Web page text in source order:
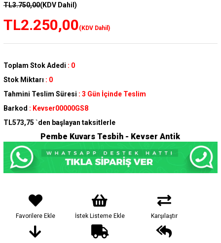
TL3.750,00(KDV Dahil)
TL2.250,00(KDV Dahil)
Toplam Stok Adedi : 0
Stok Miktarı : 0
Tahmini Teslim Süresi : 3 Gün İçinde Teslim
Barkod : Kevser00000GS8
TL573,75 `den başlayan taksitlerle
Pembe Kuvars Tesbih - Kevser Antik
Favorilere Ekle İstek Listeme Ekle Karşılaştır